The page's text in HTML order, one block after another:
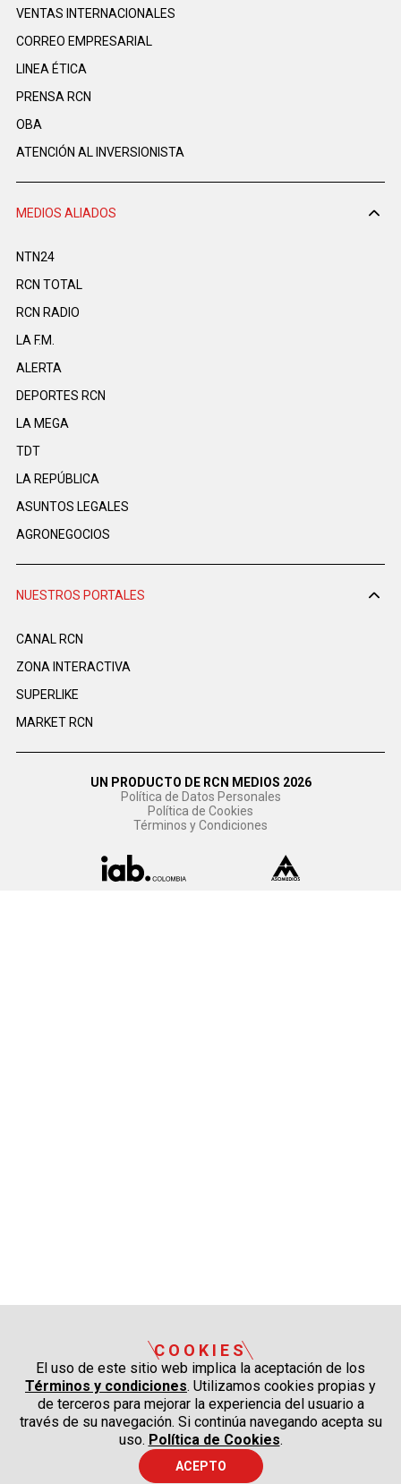
VENTAS INTERNACIONALES
CORREO EMPRESARIAL
LINEA ÉTICA
PRENSA RCN
OBA
ATENCIÓN AL INVERSIONISTA
MEDIOS ALIADOS
NTN24
RCN TOTAL
RCN RADIO
LA F.M.
ALERTA
DEPORTES RCN
LA MEGA
TDT
LA REPÚBLICA
ASUNTOS LEGALES
AGRONEGOCIOS
NUESTROS PORTALES
CANAL RCN
ZONA INTERACTIVA
SUPERLIKE
MARKET RCN
UN PRODUCTO DE RCN MEDIOS 2026
Política de Datos Personales
Política de Cookies
Términos y Condiciones
COOKIES
El uso de este sitio web implica la aceptación de los
Términos y condiciones. Utilizamos cookies propias y
de terceros para mejorar la experiencia del usuario a
través de su navegación. Si continúa navegando acepta su
uso. Política de Cookies.
ACEPTO